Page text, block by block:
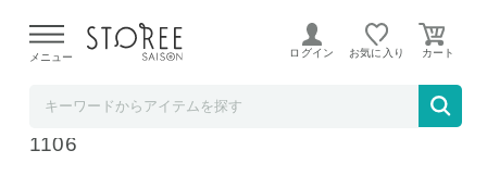
よる配送遅延が発生しております。
メニュー ログイン お気に入り
貝印 関孫六 金寿 ST 和包丁 刺身 240mm AK-
1106